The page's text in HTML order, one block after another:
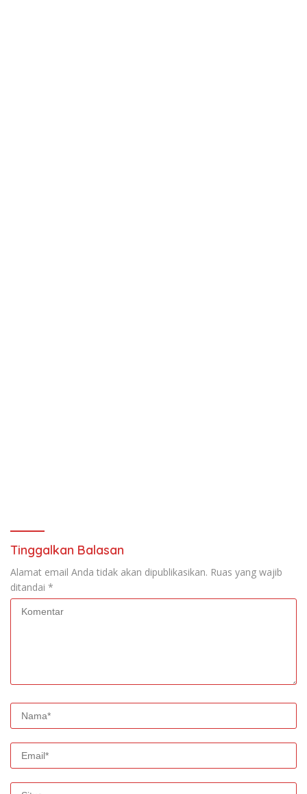
Tinggalkan Balasan
Alamat email Anda tidak akan dipublikasikan. Ruas yang wajib
ditandai *